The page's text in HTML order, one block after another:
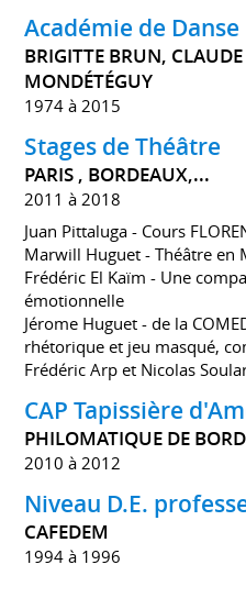
Académie de
BRIGITTE BRUN,
MONDÉTÉGUY
1974 à 2015
Stages de Théâtre
PARIS , BORDEAUX,...
2011 à 2018
Juan Pittaluga - Cours
Marwill Huguet - Théâtre en
Frédéric El Kaïm - Une
émotionnelle
Jérome Huguet - de la
rhétorique et jeu masqué,
Frédéric Arp et Nicolas
CAP Tapissière
PHILOMATIQUE DE
2010 à 2012
Niveau D.E.
CAFEDEM
1994 à 1996